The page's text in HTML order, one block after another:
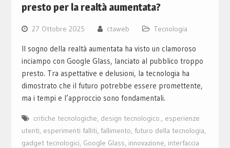
presto per la realtà aumentata?
27 Ottobre 2025 ctaweb Tecnologia
Il sogno della realtà aumentata ha visto un clamoroso
inciampo con Google Glass, lanciato al pubblico troppo
presto. Tra aspettative e delusioni, la tecnologia ha
dimostrato che il futuro potrebbe essere promettente,
ma i tempi e l’approccio sono fondamentali.
critiche tecnologiche, design tecnologico. , esperienze
utenti, esperimenti falliti, fallimento, futuro della tecnologia,
gadget tecnologici, Google Glass, innovazione, interfaccia